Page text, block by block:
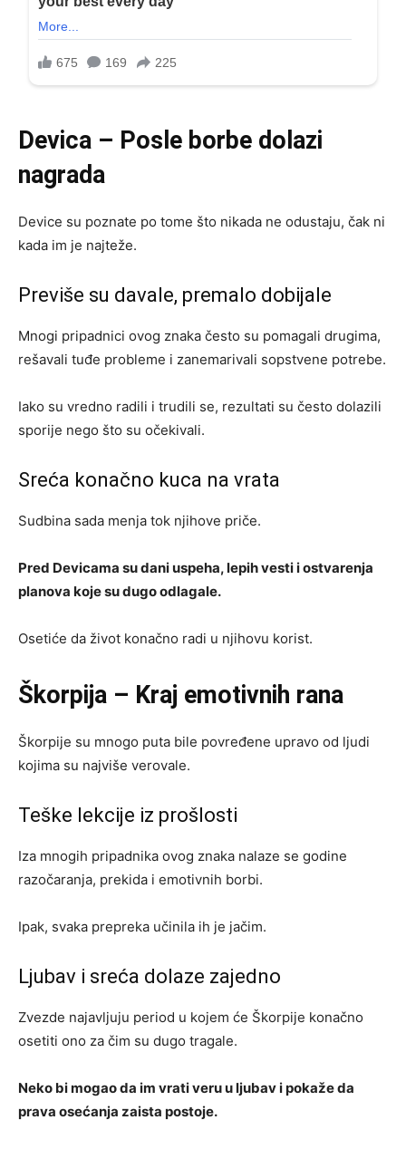
Devica – Posle borbe dolazi
nagrada
Device su poznate po tome što nikada ne odustaju, čak ni
kada im je najteže.
Previše su davale, premalo dobijale
Mnogi pripadnici ovog znaka često su pomagali drugima,
rešavali tuđe probleme i zanemarivali sopstvene potrebe.
Iako su vredno radili i trudili se, rezultati su često dolazili
sporije nego što su očekivali.
Sreća konačno kuca na vrata
Sudbina sada menja tok njihove priče.
Pred Devicama su dani uspeha, lepih vesti i ostvarenja
planova koje su dugo odlagale.
Osetiće da život konačno radi u njihovu korist.
Škorpija – Kraj emotivnih rana
Škorpije su mnogo puta bile povređene upravo od ljudi
kojima su najviše verovale.
Teške lekcije iz prošlosti
Iza mnogih pripadnika ovog znaka nalaze se godine
razočaranja, prekida i emotivnih borbi.
Ipak, svaka prepreka učinila ih je jačim.
Ljubav i sreća dolaze zajedno
Zvezde najavljuju period u kojem će Škorpije konačno
osetiti ono za čim su dugo tragale.
Neko bi mogao da im vrati veru u ljubav i pokaže da
prava osećanja zaista postoje.